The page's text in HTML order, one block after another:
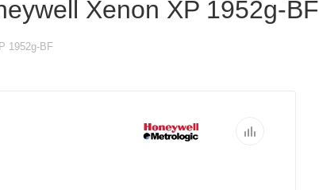
Xenon XP 1952g-BF
1952g-BF